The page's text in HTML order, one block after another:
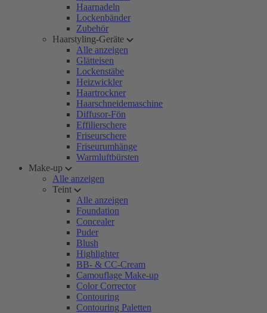
Haarnadeln
Lockenbänder
Zubehör
Haarstyling-Geräte
Alle anzeigen
Glätteisen
Lockenstäbe
Heizwickler
Haartrockner
Haarschneidemaschine
Diffusor-Fön
Effilierschere
Friseurschere
Friseurumhänge
Warmluftbürsten
Make-up
Alle anzeigen
Teint
Alle anzeigen
Foundation
Concealer
Puder
Blush
Highlighter
BB- & CC-Cream
Camouflage Make-up
Color Corrector
Contouring
Contouring Paletten